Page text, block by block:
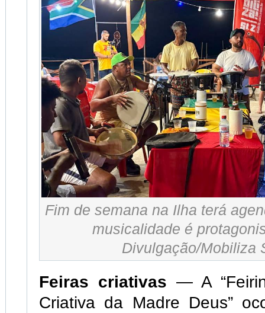
Fim de semana na Ilha terá
musicalidade é
Divulgação/Mobiliza
Feiras criativas — A
Criativa da Madre Deus”